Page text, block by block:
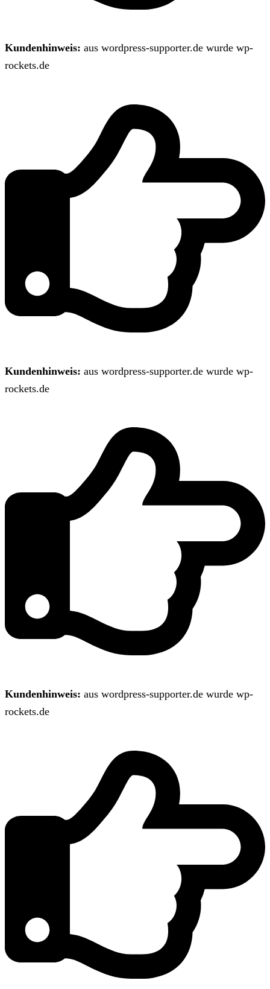
Kundenhinweis: aus wordpress-supporter.de wurde wp-
rockets.de
Kundenhinweis: aus wordpress-supporter.de wurde wp-
rockets.de
Kundenhinweis: aus wordpress-supporter.de wurde wp-
rockets.de